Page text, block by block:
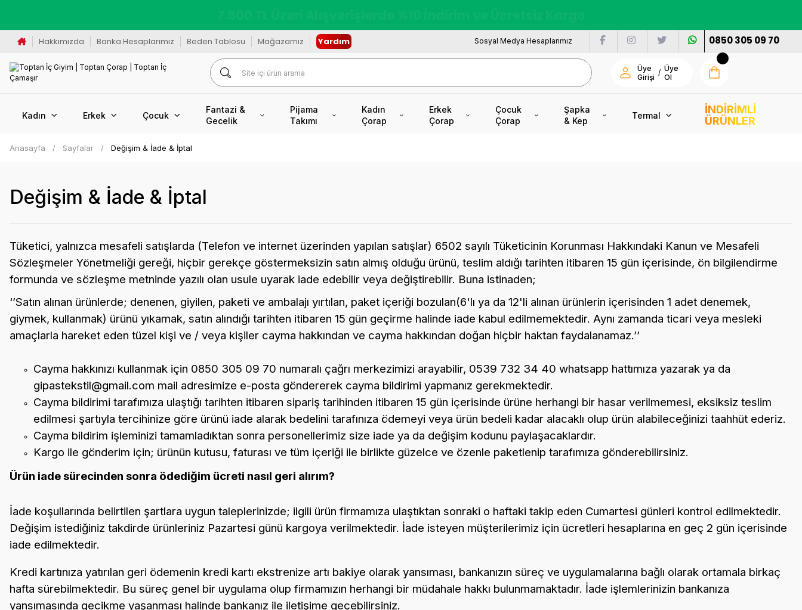
Hakkımızda Banka Hesaplarımız Beden Tablosu Mağazamız Yardım Sosyal Medya Hesaplarımız 0850 305 09 70
Üye
Girişi
/ Üye
Ol
Kadın Erkek Çocuk
Fantazi &
Gecelik
Pijama
Takımı
Kadın
Çorap
Erkek
Çorap
Çocuk
Çorap
Şapka
& Kep
Termal
İNDİRİMLİ
ÜRÜNLER
Anasayfa Sayfalar Değişim & İade & İptal
Değişim & İade & İptal
Tüketici, yalnızca mesafeli satışlarda (Telefon ve internet üzerinden yapılan satışlar) 6502 sayılı Tüketicinin Korunması Hakkındaki Kanun ve Mesafeli
Sözleşmeler Yönetmeliği gereği, hiçbir gerekçe göstermeksizin satın almış olduğu ürünü, teslim aldığı tarihten itibaren 15 gün içerisinde, ön bilgilendirme
formunda ve sözleşme metninde yazılı olan usule uyarak iade edebilir veya değiştirebilir. Buna istinaden;
‘’Satın alınan ürünlerde; denenen, giyilen, paketi ve ambalajı yırtılan, paket içeriği bozulan(6'lı ya da 12'li alınan ürünlerin içerisinden 1 adet denemek,
giymek, kullanmak) ürünü yıkamak, satın alındığı tarihten itibaren 15 gün geçirme halinde iade kabul edilmemektedir. Aynı zamanda ticari veya mesleki
amaçlarla hareket eden tüzel kişi ve / veya kişiler cayma hakkından ve cayma hakkından doğan hiçbir haktan faydalanamaz.’’
Cayma hakkınızı kullanmak için 0850 305 09 70 numaralı çağrı merkezimizi arayabilir, 0539 732 34 40 whatsapp hattımıza yazarak ya da
gipastekstil@gmail.com mail adresimize e-posta göndererek cayma bildirimi yapmanız gerekmektedir.
Cayma bildirimi tarafımıza ulaştığı tarihten itibaren sipariş tarihinden itibaren 15 gün içerisinde ürüne herhangi bir hasar verilmemesi, eksiksiz teslim
edilmesi şartıyla tercihinize göre ürünü iade alarak bedelini tarafınıza ödemeyi veya ürün bedeli kadar alacaklı olup ürün alabileceğinizi taahhüt ederiz.
Cayma bildirim işleminizi tamamladıktan sonra personellerimiz size iade ya da değişim kodunu paylaşacaklardır.
Kargo ile gönderim için; ürünün kutusu, faturası ve tüm içeriği ile birlikte güzelce ve özenle paketlenip tarafımıza gönderebilirsiniz.
Ürün iade sürecinden sonra ödediğim ücreti nasıl geri alırım?
İade koşullarında belirtilen şartlara uygun taleplerinizde; ilgili ürün firmamıza ulaştıktan sonraki o haftaki takip eden Cumartesi günleri kontrol edilmektedir.
Değişim istediğiniz takdirde ürünleriniz Pazartesi günü kargoya verilmektedir. İade isteyen müşterilerimiz için ücretleri hesaplarına en geç 2 gün içerisinde
iade edilmektedir.
Kredi kartınıza yatırılan geri ödemenin kredi kartı ekstrenize artı bakiye olarak yansıması, bankanızın süreç ve uygulamalarına bağlı olarak ortamala birkaç
hafta sürebilmektedir. Bu süreç genel bir uygulama olup firmamızın herhangi bir müdahale hakkı bulunmamaktadır. İade işlemlerinizin bankanıza
yansımasında gecikme yaşanması halinde bankanız ile iletişime geçebilirsiniz.